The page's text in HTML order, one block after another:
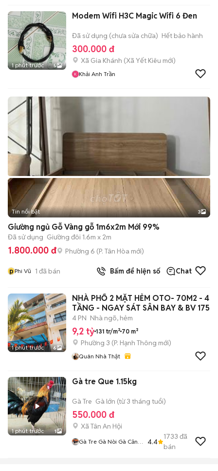
1 phút trước 5
Modem Wifi H3C Magic Wifi 6 Đen
Đã sử dụng (chưa sửa chữa) Hết bảo hành
300.000 đ
Xã Gia Khánh (Xã Yết Kiêu mới)
Khải Anh Trần
Tin nổi bật 3
Giường ngủ Gỗ Vàng gỗ 1m6x2m Mới 99%
Đã sử dụng Giường đôi 1.6m x 2m
1.800.000 đ Phường 6 (P. Tân Hòa mới)
pPhi Vũ 1 đã bán Bấm để hiện số Chat
1 phút trước 6
NHÀ PHỐ 2 MẶT HẺM OTO- 70M2 - 4
TẦNG - NGAY SÁT SÂN BAY & BV 175
4 PN Nhà ngõ, hẻm
9,2 tỷ 131 tr/m² 70 m²
Phường 3 (P. Hạnh Thông mới)
Quân Nhà Thật
1 phút trước 1
Gà tre Que 1.15kg
Gà Tre Gà lớn (từ 3 tháng tuổi)
550.000 đ
Xã Tân An Hội
Gà Tre Gà Nòi Gà Cảnh
4.4
1733 đã
bán